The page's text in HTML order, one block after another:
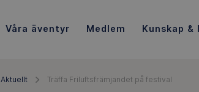
Våra äventyr Medlem Kunskap
Aktuellt Träffa Friluftsfrämjandet på festival